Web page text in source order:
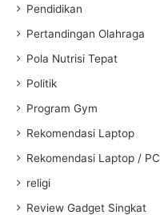
Pendidikan
Pertandingan Olahraga
Pola Nutrisi Tepat
Politik
Program Gym
Rekomendasi Laptop
Rekomendasi Laptop / PC
religi
Review Gadget Singkat